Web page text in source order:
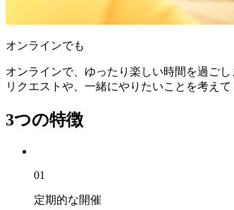
オンラインでも
オンラインで、ゆったり楽しい時間を過ご
リクエストや、一緒にやりたいことを考えて
3つの特徴
01
定期的な開催